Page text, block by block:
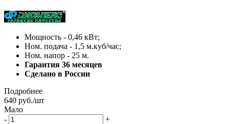
Мощность - 0,46 кВт;
Ном. подача - 1,5 м.куб/час;
Ном. напор - 25 м.
Гарантия 36 месяцев
Сделано в России
Подробнее
640 руб./шт
Мало
-
+